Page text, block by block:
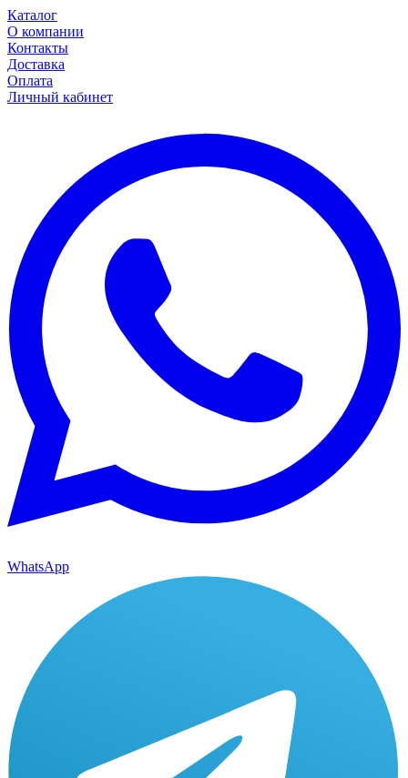
Каталог
О компании
Контакты
Доставка
Оплата
Личный кабинет
WhatsApp